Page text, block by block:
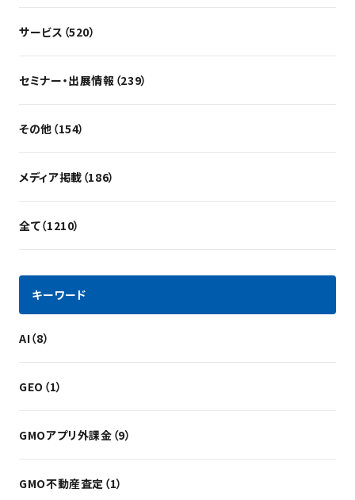
サービス（520）
セミナー・出展情報（239）
その他（154）
メディア掲載（186）
全て（1210）
キーワード
AI（8）
GEO（1）
GMOアプリ外課金（9）
GMO不動産査定（1）